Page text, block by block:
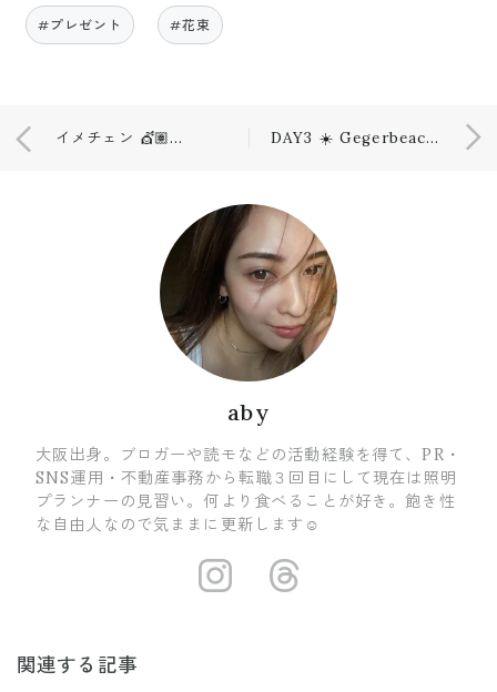
#プレゼント #花束
イメチェン 💇🏽✨外国人風 DAY3 ☀️ Gegerbeach ⛱
aby
大阪出身。ブロガーや読モなどの活動経験を得て、PR・
SNS運用・不動産事務から転職３回目にして現在は照明
プランナーの見習い。何より食べることが好き。飽き性
な自由人なので気ままに更新します☺
https://
関連する記事